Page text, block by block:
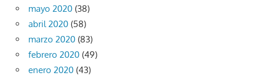
mayo 2020 (38)
abril 2020 (58)
marzo 2020 (83)
febrero 2020 (49)
enero 2020 (43)